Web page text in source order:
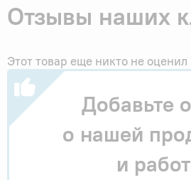
Отзывы наших
Этот товар еще никто не оценил
Добавьте
о нашей
и